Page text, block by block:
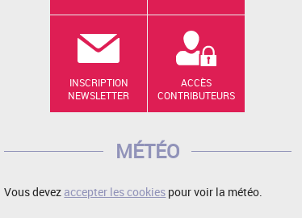
INSCRIPTION
NEWSLETTER
ACCÈS
CONTRIBUTEURS
MÉTÉO
Vous devez accepter les cookies pour voir la météo.